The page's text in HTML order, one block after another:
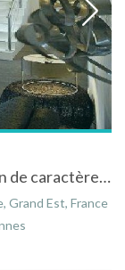
Magnifique Loft situé dans une maison de caractère à Nancy, Lorraine
Grand Est, France